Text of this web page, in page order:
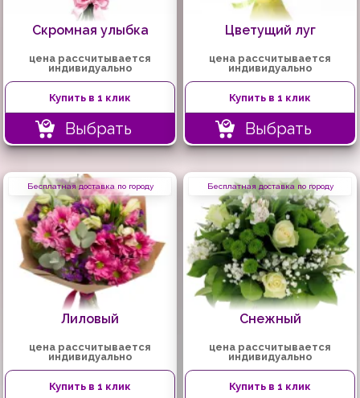
Скромная улыбка
цена рассчитывается
индивидуально
Купить в 1 клик
Выбрать
Цветущий луг
цена рассчитывается
индивидуально
Купить в 1 клик
Выбрать
Бесплатная доставка по городу
Лиловый
цена рассчитывается
индивидуально
Купить в 1 клик
Бесплатная доставка по городу
Снежный
цена рассчитывается
индивидуально
Купить в 1 клик